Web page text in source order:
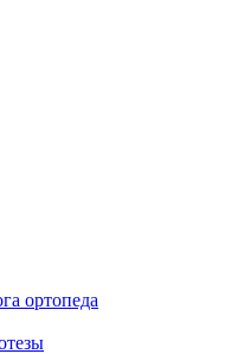
ортопеда